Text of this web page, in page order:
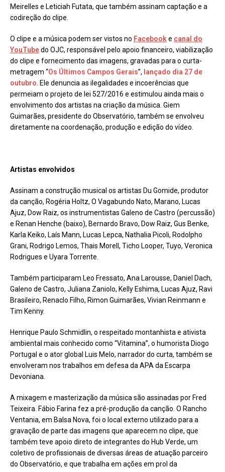
Meirelles e Leticiah Futata, que também assinam captação e a
codireção do clipe.
O clipe e a música podem ser vistos no Facebook e canal do
YouTubedo OJC, responsável pelo apoio financeiro, viabilização
do clipe e fornecimento das imagens, gravadas para o curta-
metragem “Os Últimos Campos Gerais”, lançado dia 27 de
outubro . Ele denuncia as ilegalidades e incoerências que
permeiam o projeto de lei 527/2016 e estimulou ainda mais o
envolvimento dos artistas na criação da música. Giem
Guimarães, presidente do Observatório, também se envolveu
diretamente na coordenação, produção e edição do vídeo.
Artistas envolvidos
Assinam a construção musical os artistas Du Gomide, produtor
da canção, Rogéria Holtz, O Vagabundo Nato, Marano, Lucas
Ajuz, Dow Raiz, os instrumentistas Galeno de Castro (percussão)
e Renan Henche (baixo), Bernardo Bravo, Dow Raiz, Gus Benke,
Karla Keiko, Laís Mann, Lucas Lepca, Nathalia Picoli, Rodolpho
Grani, Rodrigo Lemos, Thais Morell, Ticho Looper, Tuyo, Veronica
Rodrigues e Uyara Torrente.
Também participaram Leo Fressato, Ana Larousse, Daniel Dach,
Galeno de Castro, Juliana Zaniolo, Kelly Eshima, Lucas Ajuz, Ravi
Brasileiro, Renaclo Filho, Rimon Guimarães, Vivian Reinmann e
Tim Kenny.
Henrique Paulo Schmidlin, o respeitado montanhista e ativista
ambiental mais conhecido como “Vitamina”, o humorista Diogo
Portugal e o ator global Luis Melo, narrador do curta, também se
envolveram nos trabalhos em defesa da APA da Escarpa
Devoniana.
A mixagem e masterização da música são assinadas por Fred
Teixeira. Fábio Farina fez a pré-produção da canção. O Rancho
Ventania, em Balsa Nova, foi o local externo utilizado para a
gravação de parte das imagens que aparecem no clipe, que
também teve apoio direto de integrantes do Hub Verde, um
coletivo de profissionais de diversas áreas de atuação parceiro
do Observatório, e que trabalha em ações em prol da